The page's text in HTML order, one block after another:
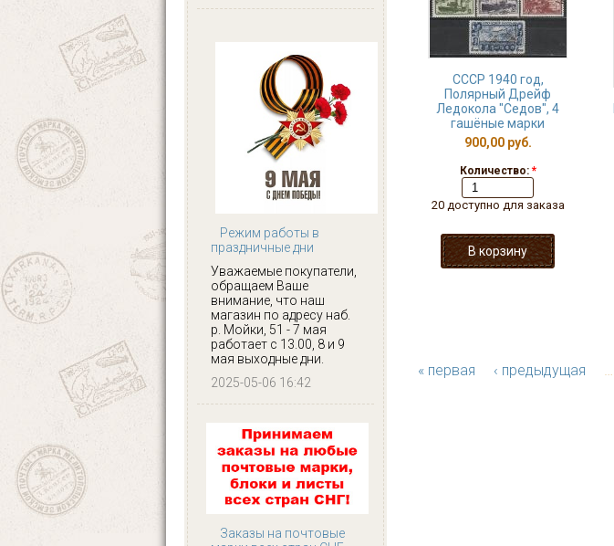
Режим работы в
праздничные дни
Уважаемые покупатели,
обращаем Ваше
внимание, что наш
магазин по адресу наб.
р. Мойки, 51 - 7 мая
работает с 13.00, 8 и 9
мая выходные дни.
2025-05-06 16:42
Заказы на почтовые
СССР 1940 год,
Полярный Дрейф
Ледокола "Седов", 4
гашёные марки
900,00 руб.
Количество: *
20 доступно для заказа
« первая ‹ предыдущая …